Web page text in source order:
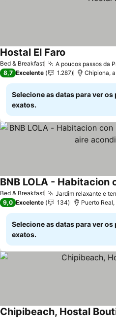
Bed & Breakfast A poucos passos da
Hostal El Faro
8,7 Excelente 1.287 Chipiona,
Selecione as datas para ver os
exatos.
Bed & Breakfast Jardim relaxante e
Ver preços
9,0 Excelente 134 Puerto Real,
Selecione as datas para ver os
exatos.
Chipibeach, Hostal